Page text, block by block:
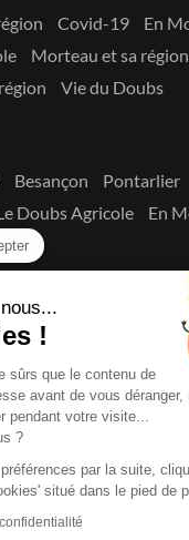
!
sûrs que le contenu de
avant de vous
pendant votre visite...
?
par la suite,
situé dans le pied de
Covid-19
En
Morteau et sa région
Vie du Doubs
Besançon Pontarlier
Doubs Agricole
En
!
les réseaux
La Presse du Doubs
de commission
Mentions